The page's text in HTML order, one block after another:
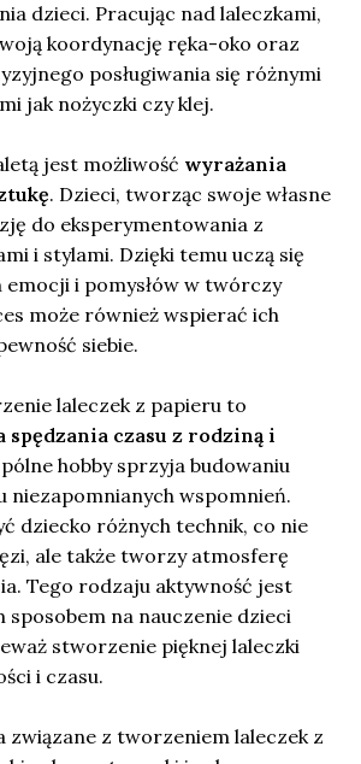
dzieci. Pracując nad laleczkami,
koordynację ręka-oko oraz
posługiwania się różnymi
jak nożyczki czy klej.
jest możliwość wyrażania
. Dzieci, tworząc swoje własne
do eksperymentowania z
i stylami. Dzięki temu uczą się
emocji i pomysłów w twórczy
może również wspierać ich
siebie.
laleczek z papieru to
czasu z rodziną i
hobby sprzyja budowaniu
niezapomnianych wspomnień.
dziecko różnych technik, co nie
ale także tworzy atmosferę
Tego rodzaju aktywność jest
sposobem na nauczenie dzieci
stworzenie pięknej laleczki
i czasu.
związane z tworzeniem laleczek z